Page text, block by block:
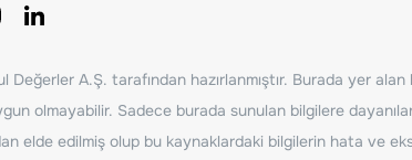
Değerler A.Ş. tarafından hazırlanmıştır. Burada yer
olmayabilir. Sadece burada sunulan bilgilere
elde edilmiş olup bu kaynaklardaki bilgilerin hata ve